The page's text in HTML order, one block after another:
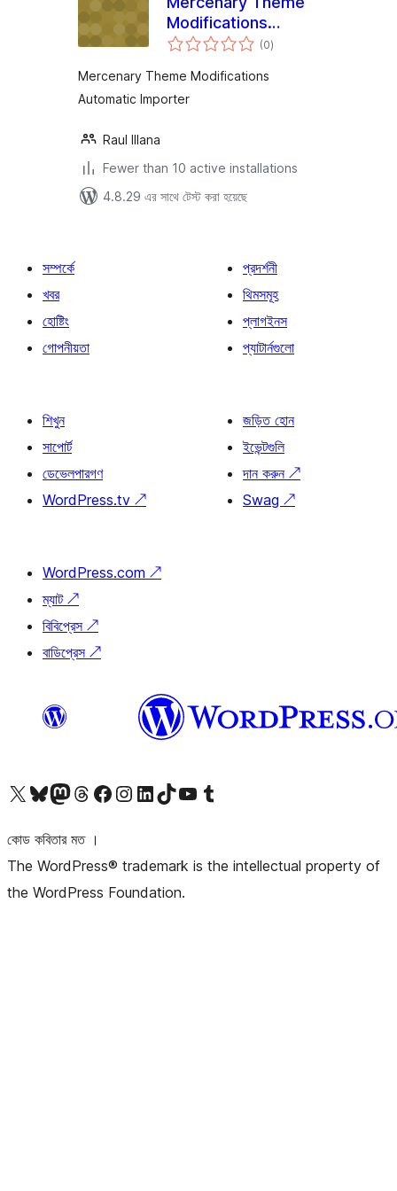
Modifications
Automatic Importer
(0total
ratings
)
Mercenary Theme Modifications
Automatic Importer
Raul Illana
Fewer than 10 active installations
4.8.29 এর সাথে টেস্ট করা হয়েছে
সম্পর্কে
খবর
হোষ্টিং
গোপনীয়তা
প্রদর্শনী
থিমসমূহ
প্লাগইনস
প্যাটার্নগুলো
শিখুন
সাপোর্ট
ডেভেলপারগণ
WordPress.tv ↗
জড়িত হোন
ইভেন্টগুলি
দান করুন ↗
Swag ↗
WordPress.com ↗
ম্যাট ↗
বিবিপ্রেস ↗
বাডিপ্রেস ↗
আমাদের X (আগের টুইটার) অ্যাকাউন্টে যানআমাদের Bluesky অ্যাকাউন্টটি দেখুনআমাদের মাস্টোডন অ্যাকাউন্টটি দেখুনআমাদের থ্রেডস অ্যাকাউন্টটি দেখুনআমাদের ফেসবুক পেজ দেখুনআমাদের ইন্সটাগ্রাম অ্যাকাউন্ট দেখুনআমাদের লিঙ্কডইন অ্যাকাউন্টে যানআমাদের TikTok অ্যাকাউন্টটি দেখুনআমাদের ইউটিউব চ্যানেলে যান আমাদের টাম্বলার অ্যাকাউন্ট দেখুন
কোড কবিতার মত ।
The WordPress® trademark is the intellectual property of
the WordPress Foundation.